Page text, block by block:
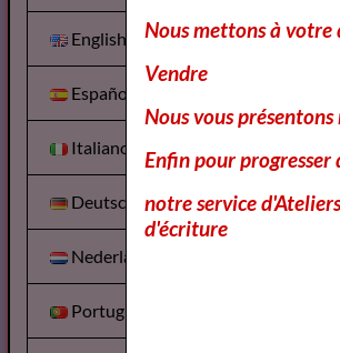
English
Español
Italiano
Deutsch
Nederlands
Portuguesa
Nous mettons à votre
Vendre
Nous vous
Enfin pour
notre service
d'écriture